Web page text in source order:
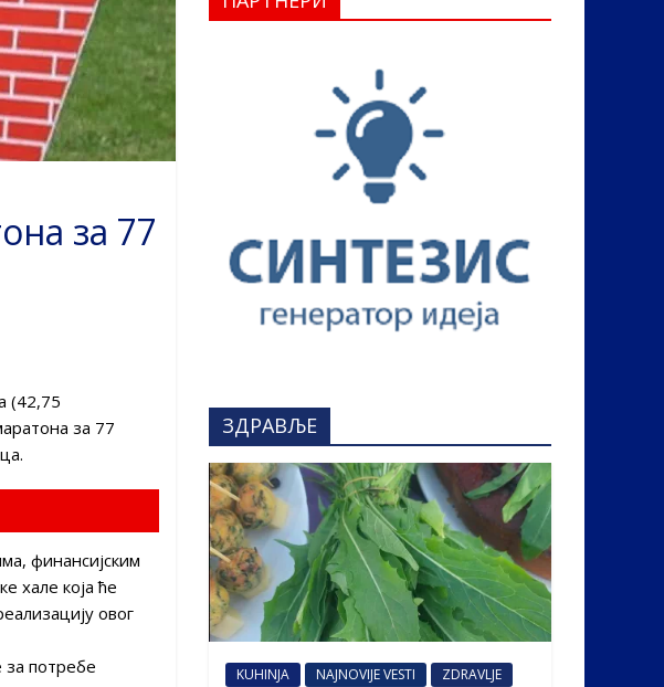
за 77
(42,75
за 77
финансијским
хале која ће
овог
за потребе
ЗДРАВЉЕ
KUHINJA NAJNOVIJE VESTI ZDRAVLJE